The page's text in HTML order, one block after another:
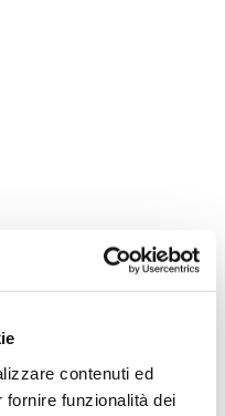
contenuti ed
fornire funzionalità dei